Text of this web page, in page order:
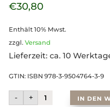
€30,80
Enthält 10% Mwst.
zzgl.Versand
Lieferzeit: ca. 10
GTIN: ISBN 978-3-9504764-3-9
-
trompetenmusik
(Band
+ IN DEN